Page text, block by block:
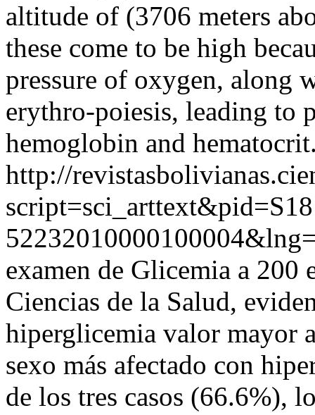
altitude of (3706 meters
these come to be high
pressure of oxygen, along
erythro-poiesis, leading to
hemoglobin and
http://
examen de Glicemia a 200
Ciencias de la Salud,
hiperglicemia valor mayor
sexo más afectado con
de los tres casos (66.6%),